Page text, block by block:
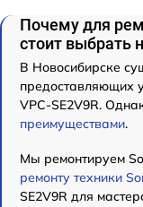
Почему для
стоит выбрать
В Новосибирске
предоставляющих
VPC-SE2V9R.
преимуществами.
Мы ремонтируем
ремонту техники
SE2V9R для